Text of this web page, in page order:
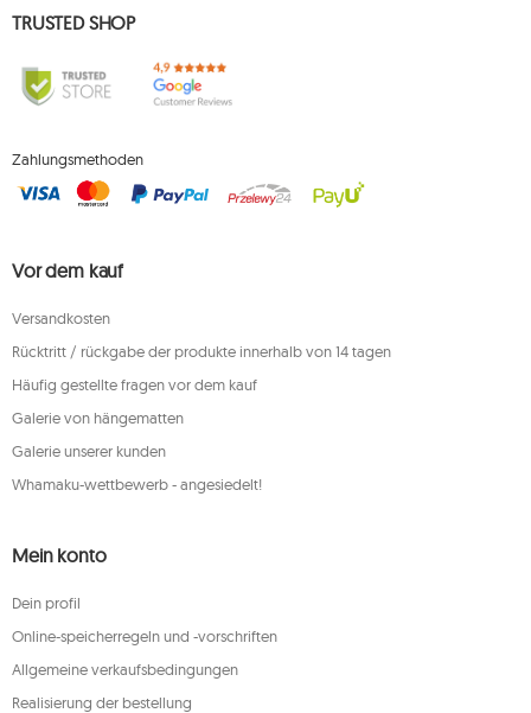
TRUSTED SHOP
Zahlungsmethoden
Vor dem kauf
Versandkosten
Rücktritt / rückgabe der produkte innerhalb von 14 tagen
Häufig gestellte fragen vor dem kauf
Galerie von hängematten
Galerie unserer kunden
Whamaku-wettbewerb - angesiedelt!
Mein konto
Dein profil
Online-speicherregeln und -vorschriften
Allgemeine verkaufsbedingungen
Realisierung der bestellung